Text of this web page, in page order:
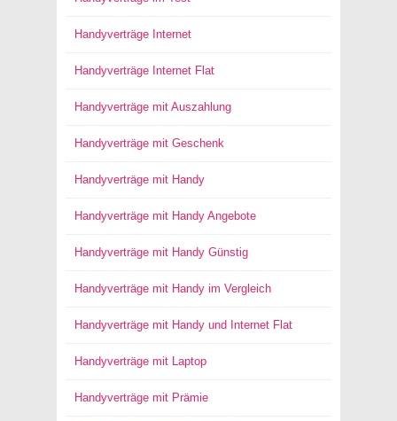
Handyverträge Internet
Handyverträge Internet Flat
Handyverträge mit Auszahlung
Handyverträge mit Geschenk
Handyverträge mit Handy
Handyverträge mit Handy Angebote
Handyverträge mit Handy Günstig
Handyverträge mit Handy im Vergleich
Handyverträge mit Handy und Internet Flat
Handyverträge mit Laptop
Handyverträge mit Prämie